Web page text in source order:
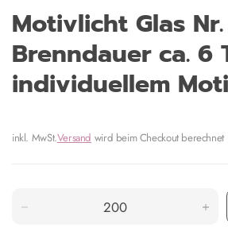
Motivlicht Glas Nr.
Brenndauer ca. 6
individuellem
inkl. MwSt.Versand wird beim Checkout berechnet